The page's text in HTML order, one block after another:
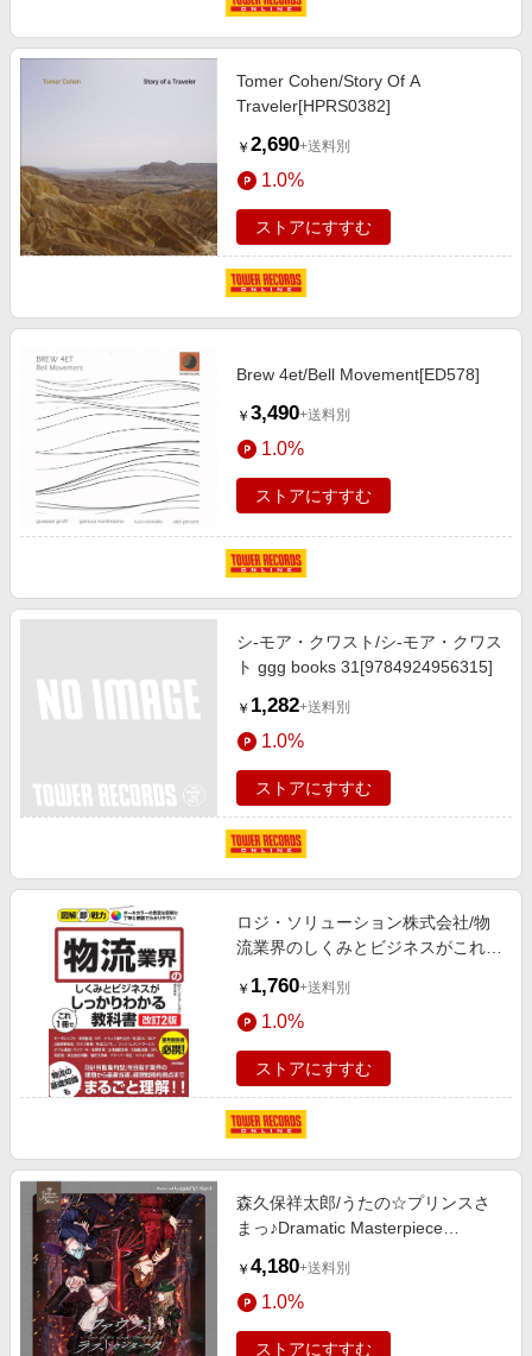
Tomer Cohen/Story Of A
Traveler[HPRS0382]
￥ 2,690+送料別
1.0%
ストアにすすむ
Brew 4et/Bell Movement[ED578]
￥ 3,490+送料別
1.0%
ストアにすすむ
シ-モア・クワスト/シ-モア・クワス
ト ggg books 31[9784924956315]
￥ 1,282+送料別
1.0%
ストアにすすむ
ロジ・ソリューション株式会社/物
流業界のしくみとビジネスがこれ1
戦力[9784297139254]
￥ 1,760+送料別
1.0%
ストアにすすむ
森久保祥太郎/うたの☆プリンスさ
まっ♪Dramatic Masterpiece
タ」＜通常盤＞[QECB-1133]
￥ 4,180+送料別
1.0%
ストアにすすむ